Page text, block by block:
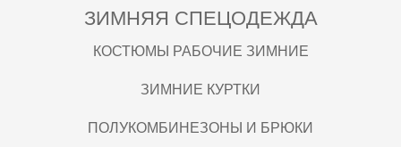
ЗИМНЯЯ СПЕЦОДЕЖДА
КОСТЮМЫ РАБОЧИЕ ЗИМНИЕ
ЗИМНИЕ КУРТКИ
ПОЛУКОМБИНЕЗОНЫ И БРЮКИ